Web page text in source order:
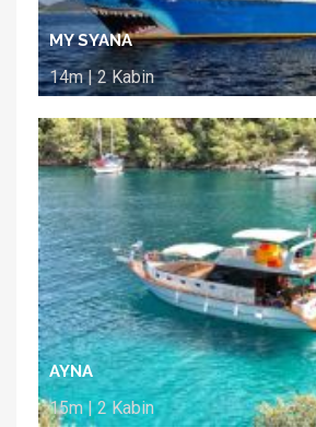
MY SYANA
14m | 2 Kabin
AYNA
15m | 2 Kabin